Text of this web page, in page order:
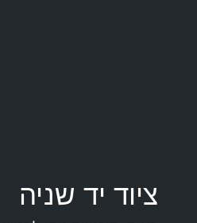
ציוד יד שניה